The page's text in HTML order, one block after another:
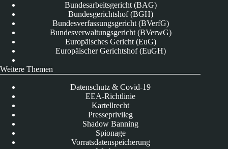
Bundesarbeitsgericht (BAG)
Bundesgerichtshof (BGH)
Bundesverfassungsgericht (BVerfG)
Bundesverwaltungsgericht (BVerwG)
Europäisches Gericht (EuG)
Europäischer Gerichtshof (EuGH)
Weitere Themen
Datenschutz & Covid-19
EEA-Richtlinie
Kartellrecht
Presseprivileg
Shadow Banning
Spionage
Vorratsdatenspeicherung